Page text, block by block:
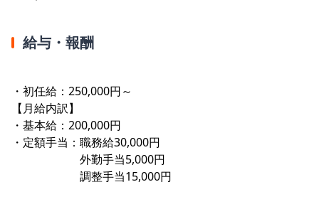
給与・報酬
・初任給：250,000円～
【月給内訳】
・基本給：200,000円
・定額手当：職務給30,000円
外勤手当5,000円
調整手当15,000円